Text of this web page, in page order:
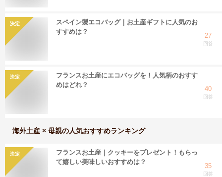
決定
スペイン製エコバッグ｜お土産ギフトに人気のお
すすめは？
27
回答
決定
フランスお土産にエコバッグを！人気柄のおすす
めはどれ？
40
回答
海外土産 × 母親の人気おすすめランキング
決定
フランスお土産｜クッキーをプレゼント！もらっ
て嬉しい美味しいおすすめは？
35
回答